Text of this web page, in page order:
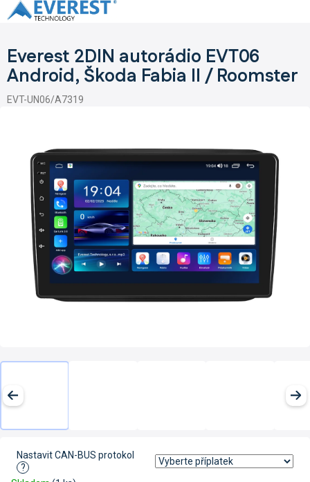
Přejít
na
Everest 2DIN autorádio EVT06
Android, Škoda Fabia II / Roomster
EVT-UN06/A7319
Nastavit CAN-BUS protokol
?